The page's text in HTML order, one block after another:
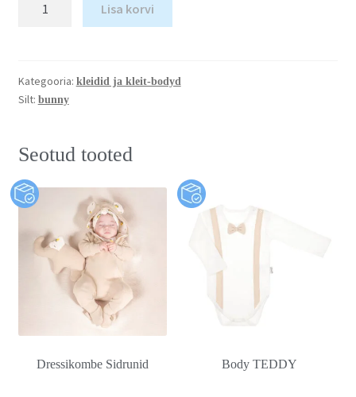
Lisa korvi
Kategooria: kleidid ja kleit-bodyd
Silt: bunny
Seotud tooted
Dressikombe Sidrunid Body TEDDY